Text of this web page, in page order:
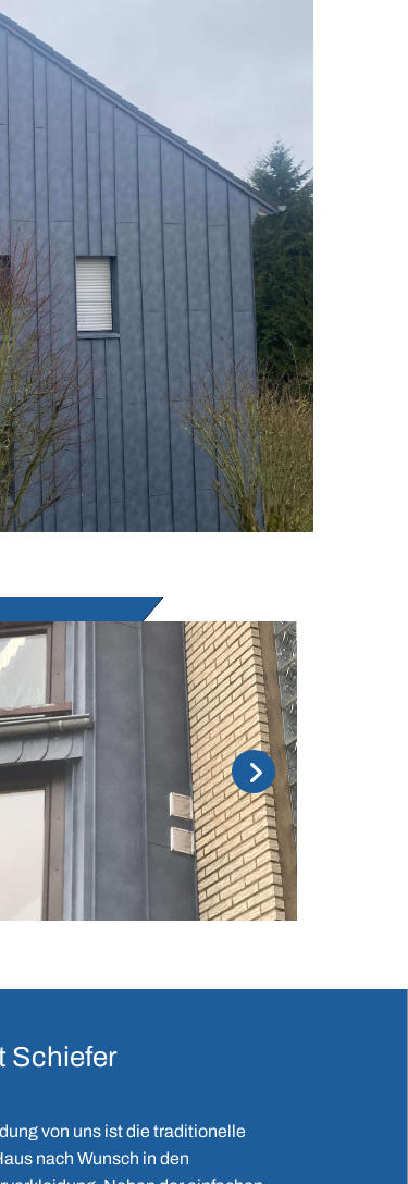
Schiefer
von uns ist die traditionelle
nach Wunsch in den